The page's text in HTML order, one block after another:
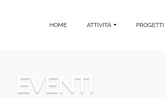
HOME ATTIVITÀ PROGETTI
EVENTI